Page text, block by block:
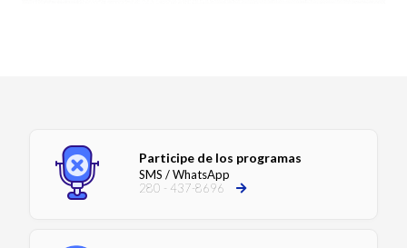
Participe de los programas
SMS / WhatsApp
280 - 437-8696